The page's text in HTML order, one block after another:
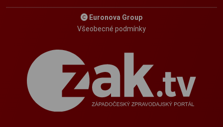
Euronova Group
Všeobecné podmínky